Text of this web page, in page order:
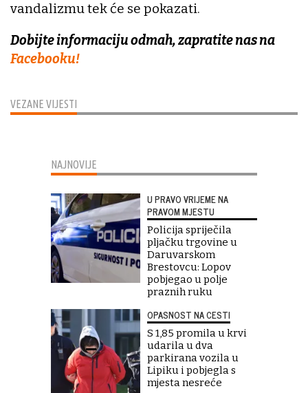
VEZANE VIJESTI
vandalizmu tek će se pokazati.
Dobijte informaciju odmah, zapratite nas na
Facebooku!
NAJNOVIJE
U PRAVO VRIJEME NA
PRAVOM MJESTU
Policija spriječila
pljačku trgovine u
Daruvarskom
Brestovcu: Lopov
pobjegao u polje
praznih ruku
OPASNOST NA CESTI
S 1,85 promila u krvi
udarila u dva
parkirana vozila u
Lipiku i pobjegla s
mjesta nesreće